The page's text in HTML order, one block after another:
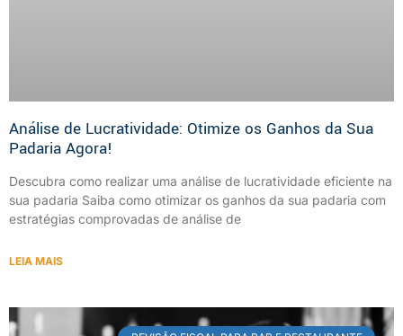
Análise de Lucratividade: Otimize os Ganhos da Sua
Padaria Agora!
Descubra como realizar uma análise de lucratividade eficiente na
sua padaria Saiba como otimizar os ganhos da sua padaria com
estratégias comprovadas de análise de
LEIA MAIS